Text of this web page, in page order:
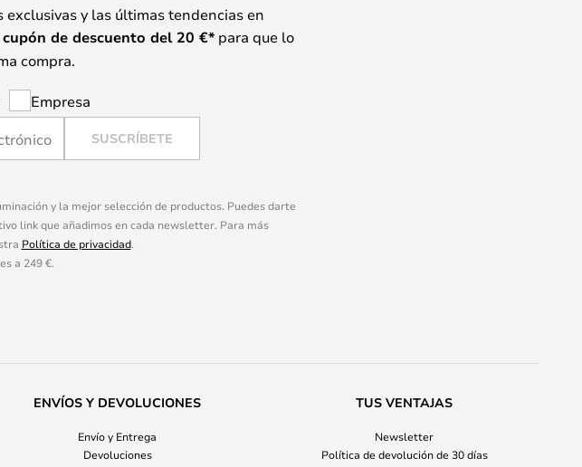
y las últimas tendencias en
cupón de descuento del 20 €*para que lo
compra.
Empresa
SUSCRÍBETE
y la mejor selección de productos. Puedes darte
link que añadimos en cada newsletter. Para más
Política de privacidad.
a 249 €.
ENVÍOS Y DEVOLUCIONES
Envío y Entrega
Devoluciones
TUS VENTAJAS
Newsletter
Política de devolución de 30 días